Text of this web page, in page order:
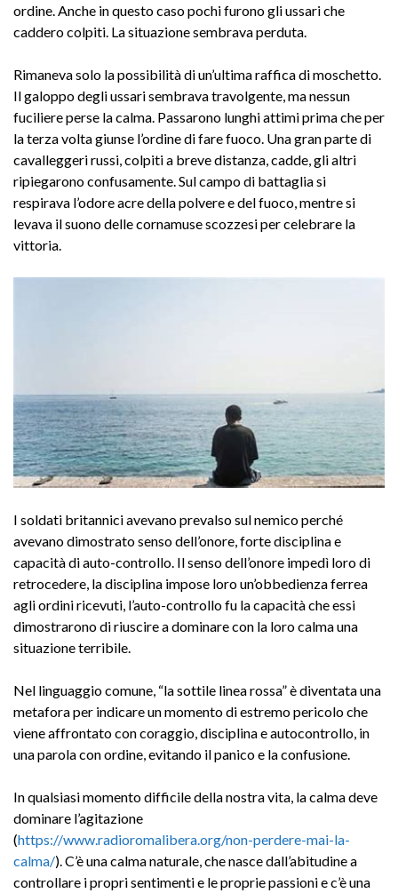
ordine. Anche in questo caso pochi furono gli ussari che
caddero colpiti. La situazione sembrava perduta.
Rimaneva solo la possibilità di un’ultima raffica di moschetto.
Il galoppo degli ussari sembrava travolgente, ma nessun
fuciliere perse la calma. Passarono lunghi attimi prima che per
la terza volta giunse l’ordine di fare fuoco. Una gran parte di
cavalleggeri russi, colpiti a breve distanza, cadde, gli altri
ripiegarono confusamente. Sul campo di battaglia si
respirava l’odore acre della polvere e del fuoco, mentre si
levava il suono delle cornamuse scozzesi per celebrare la
vittoria.
I soldati britannici avevano prevalso sul nemico perché
avevano dimostrato senso dell’onore, forte disciplina e
capacità di auto-controllo. Il senso dell’onore impedì loro di
retrocedere, la disciplina impose loro un’obbedienza ferrea
agli ordini ricevuti, l’auto-controllo fu la capacità che essi
dimostrarono di riuscire a dominare con la loro calma una
situazione terribile.
Nel linguaggio comune, “la sottile linea rossa” è diventata una
metafora per indicare un momento di estremo pericolo che
viene affrontato con coraggio, disciplina e autocontrollo, in
una parola con ordine, evitando il panico e la confusione.
In qualsiasi momento difficile della nostra vita, la calma deve
dominare l’agitazione
(https://www.radioromalibera.org/non-perdere-mai-la-
calma/). C’è una calma naturale, che nasce dall’abitudine a
controllare i propri sentimenti e le proprie passioni e c’è una